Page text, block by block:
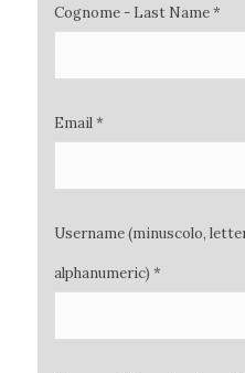
Cognome - Last Name *
Email *
Username (minuscolo,
alphanumeric) *